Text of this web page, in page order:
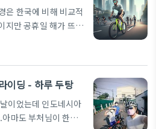
은 한국에 비해 비교적
만 공휴일 해가 뜨기
한국 동호인들에 비
는 유행에 따라서 많
있는 분위기이다. 펜
하는 사람들 중 일부
이 풀리면서 그 거품
로 자전거를 타는 사
이딩 - 하루 두탕
이었는데 인도네시아
마도 부처님이 한국